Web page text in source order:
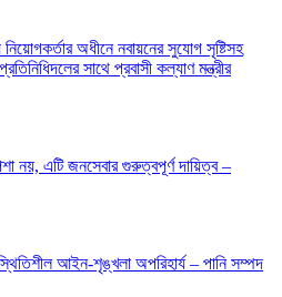
অধীনে নবায়নের সুযোগ সৃষ্টিসহ
সাথে প্রবাসী কল্যাণ মন্ত্রীর
নয়, এটি জনসেবার গুরুত্বপূর্ণ দায়িত্ব –
আইন-শৃঙ্খলা অপরিহার্য – পানি সম্পদ